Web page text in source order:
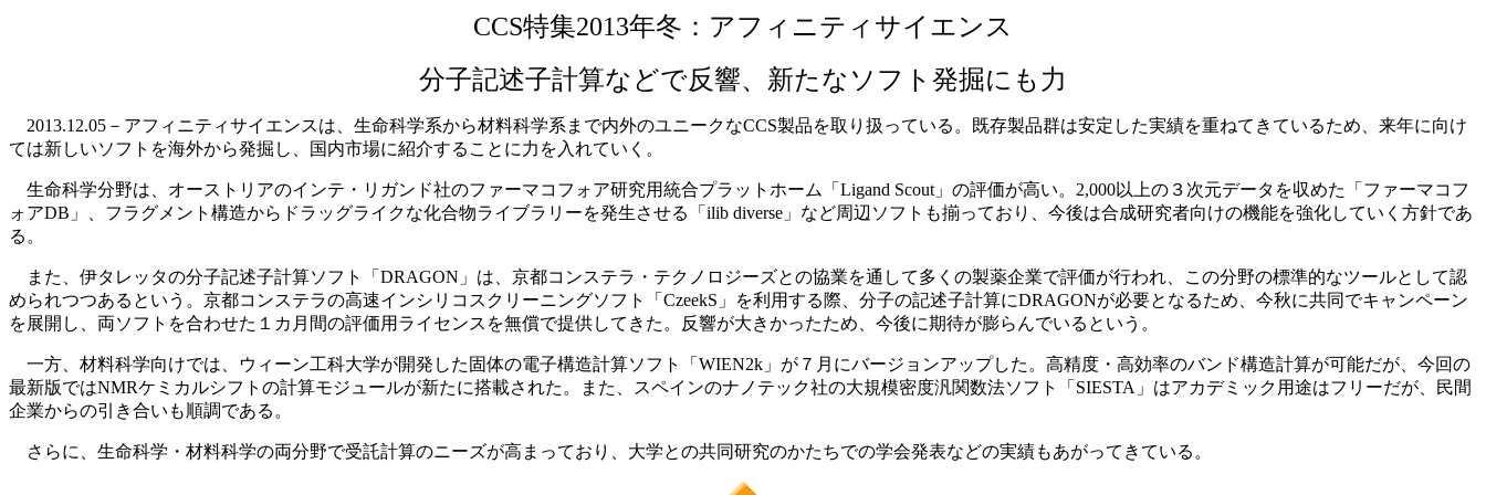
CCS特集2013年冬：アフィニティサイエンス
分子記述子計算などで反響、新たなソフト発掘にも力
2013.12.05－アフィニティサイエンスは、生命科学系から材料科学系まで内外のユニークなCCS製品を取り扱っている。既存製品群は安定した実績を重ねてきているため、来年に向け
ては新しいソフトを海外から発掘し、国内市場に紹介することに力を入れていく。
生命科学分野は、オーストリアのインテ・リガンド社のファーマコフォア研究用統合プラットホーム「Ligand Scout」の評価が高い。2,000以上の３次元データを収めた「ファーマコフ
ォアDB」、フラグメント構造からドラッグライクな化合物ライブラリーを発生させる「ilib diverse」など周辺ソフトも揃っており、今後は合成研究者向けの機能を強化していく方針であ
る。
また、伊タレッタの分子記述子計算ソフト「DRAGON」は、京都コンステラ・テクノロジーズとの協業を通して多くの製薬企業で評価が行われ、この分野の標準的なツールとして認
められつつあるという。京都コンステラの高速インシリコスクリーニングソフト「CzeekS」を利用する際、分子の記述子計算にDRAGONが必要となるため、今秋に共同でキャンペーン
を展開し、両ソフトを合わせた１カ月間の評価用ライセンスを無償で提供してきた。反響が大きかったため、今後に期待が膨らんでいるという。
一方、材料科学向けでは、ウィーン工科大学が開発した固体の電子構造計算ソフト「WIEN2k」が７月にバージョンアップした。高精度・高効率のバンド構造計算が可能だが、今回の
最新版ではNMRケミカルシフトの計算モジュールが新たに搭載された。また、スペインのナノテック社の大規模密度汎関数法ソフト「SIESTA」はアカデミック用途はフリーだが、民間
企業からの引き合いも順調である。
さらに、生命科学・材料科学の両分野で受託計算のニーズが高まっており、大学との共同研究のかたちでの学会発表などの実績もあがってきている。